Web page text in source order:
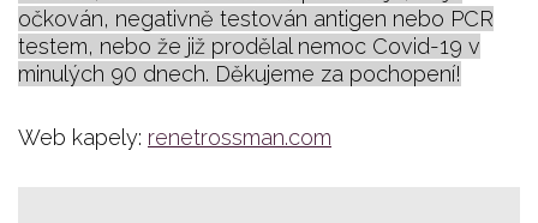
očkován, negativně testován antigen nebo PCR
testem, nebo že již prodělal nemoc Covid-19 v
minulých 90 dnech. Děkujeme za pochopení!
Web kapely: renetrossman.com